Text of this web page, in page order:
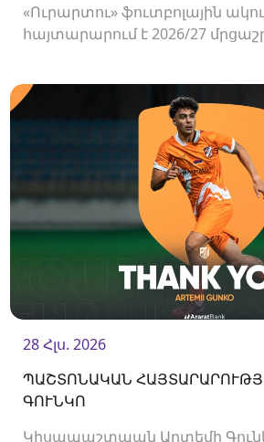
«Ուրարտու» ֆուտբոլային
հայտարարում է 2026/27
մեկնարկի մասին։
28 Հլս. 2026
ՊԱՇՏՈՆԱԿԱՆ
ԳՈՒՆԿՈ
Կիսապաշտպան Արտեմի